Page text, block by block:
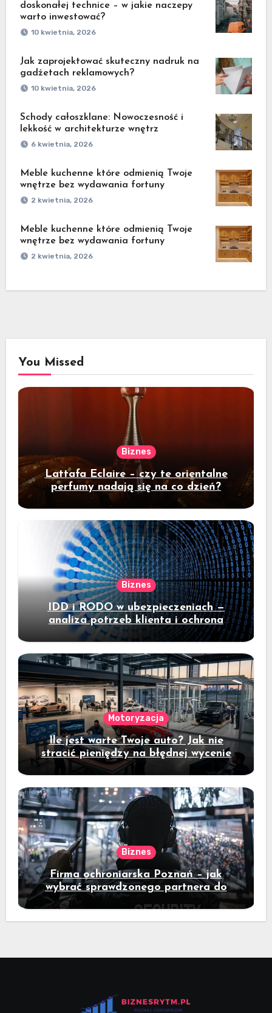
doskonałej technice – w jakie naczepy
warto inwestować?
10 kwietnia, 2026
Jak zaprojektować skuteczny nadruk na
gadżetach reklamowych?
10 kwietnia, 2026
Schody całoszklane: Nowoczesność i
lekkość w architekturze wnętrz
6 kwietnia, 2026
Meble kuchenne które odmienią Twoje
wnętrze bez wydawania fortuny
2 kwietnia, 2026
Meble kuchenne które odmienią Twoje
wnętrze bez wydawania fortuny
2 kwietnia, 2026
You Missed
Biznes
Lattafa Eclaire – czy te orientalne
perfumy nadają się na co dzień?
Biznes
IDD i RODO w ubezpieczeniach —
analiza potrzeb klienta i ochrona
danych
Motoryzacja
Ile jest warte Twoje auto? Jak nie
stracić pieniędzy na błędnej wycenie
Biznes
Firma ochroniarska Poznań – jak
wybrać sprawdzonego partnera do
ochrony mienia?